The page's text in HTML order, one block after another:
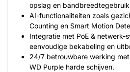
opslag en
AI-functionaliteiten zoals
Counting en Smart Motion
Integratie met PoE & netwerk-
eenvoudige bekabeling en
24/7 betrouwbare werking
WD Purple harde schijven.